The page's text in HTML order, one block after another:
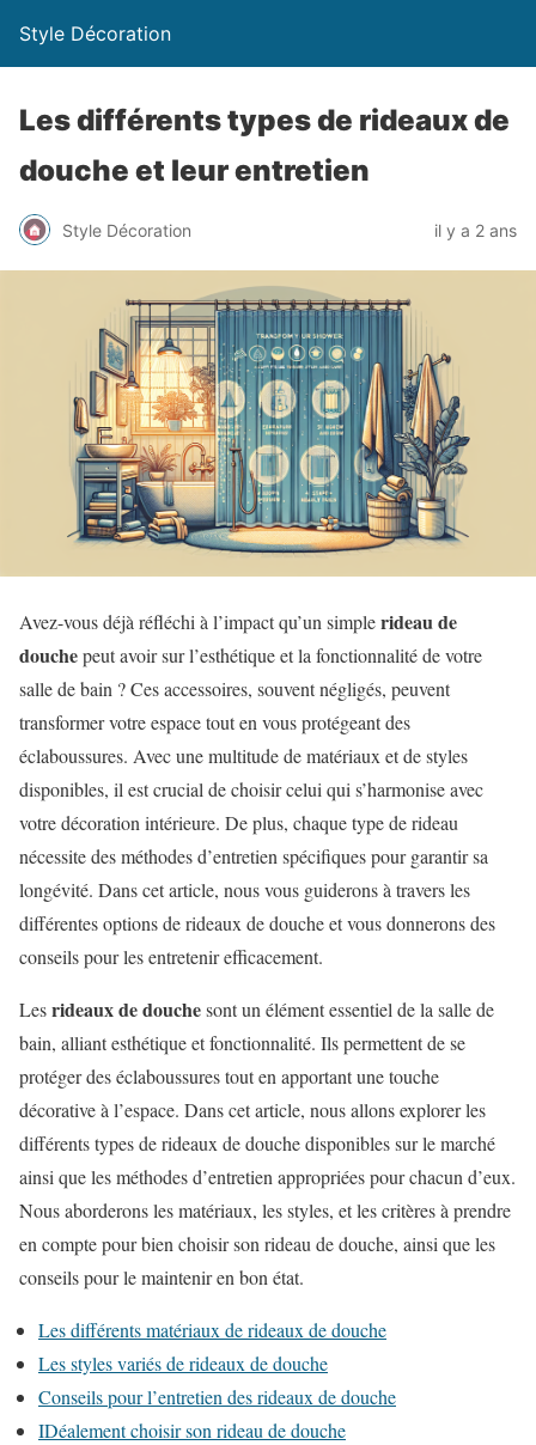
Style Décoration
Les différents types de rideaux de
douche et leur entretien
Style Décoration il y a 2 ans
Avez-vous déjà réfléchi à l’impact qu’un simplerideau de
douchepeut avoir sur l’esthétique et la fonctionnalité de votre
salle de bain ? Ces accessoires, souvent négligés, peuvent
transformer votre espace tout en vous protégeant des
éclaboussures. Avec une multitude de matériaux et de styles
disponibles, il est crucial de choisir celui qui s’harmonise avec
votre décoration intérieure. De plus, chaque type de rideau
nécessite des méthodes d’entretien spécifiques pour garantir sa
longévité. Dans cet article, nous vous guiderons à travers les
différentes options de rideaux de douche et vous donnerons des
conseils pour les entretenir efficacement.
Lesrideaux de douchesont un élément essentiel de la salle de
bain, alliant esthétique et fonctionnalité. Ils permettent de se
protéger des éclaboussures tout en apportant une touche
décorative à l’espace. Dans cet article, nous allons explorer les
différents types de rideaux de douche disponibles sur le marché
ainsi que les méthodes d’entretien appropriées pour chacun d’eux.
Nous aborderons les matériaux, les styles, et les critères à prendre
en compte pour bien choisir son rideau de douche, ainsi que les
conseils pour le maintenir en bon état.
Les différents matériaux de rideaux de douche
Les styles variés de rideaux de douche
Conseils pour l’entretien des rideaux de douche
IDéalement choisir son rideau de douche